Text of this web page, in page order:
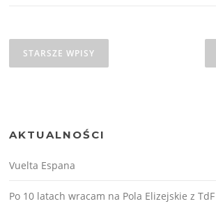
po
wpisach
STARSZE WPISY
AKTUALNOŚCI
Vuelta Espana
Po 10 latach wracam na Pola Elizejskie z TdF